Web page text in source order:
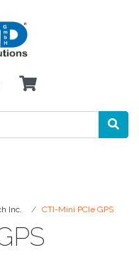
Inc. CTI-Mini PCIe GPS